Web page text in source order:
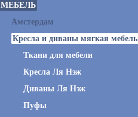
МЕБЕЛЬ
Амстердам
Кресла и диваны мягкая мебель
Ткани для мебели
Кресла Ля Нэж
Диваны Ля Нэж
Пуфы